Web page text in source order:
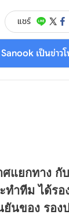
แชร์
เป็นข่า
แยกทาง กั
ำทีม ได้รอ
นของ รอง